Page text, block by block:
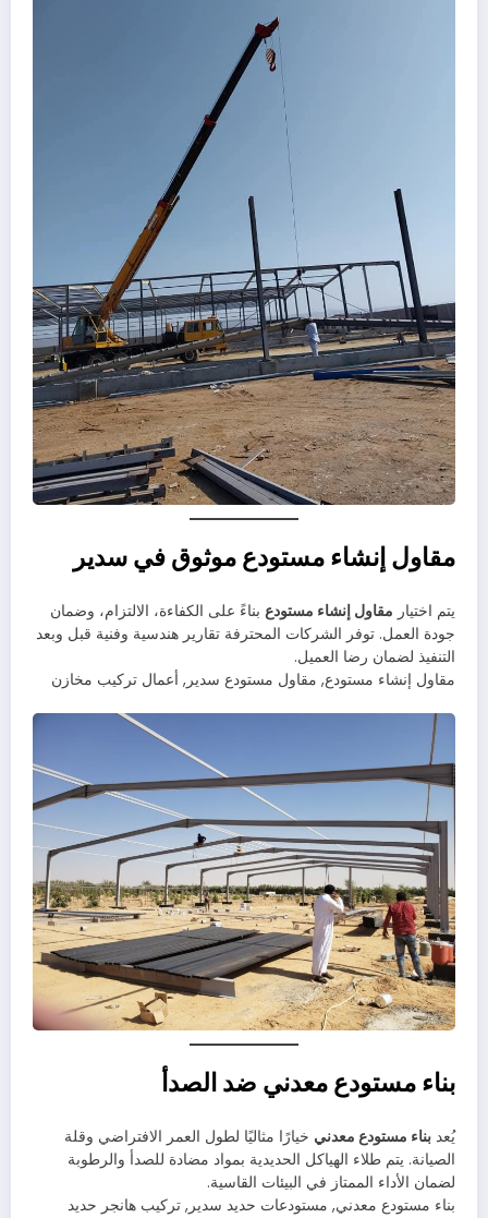
مقاول إنشاء مستودع موثوق في سدير
يتم اختيار مقاول إنشاء مستودع بناءً على الكفاءة، الالتزام، وضمان
جودة العمل. توفر الشركات المحترفة تقارير هندسية وفنية قبل وبعد
التنفيذ لضمان رضا العميل.
مقاول إنشاء مستودع, مقاول مستودع سدير, أعمال تركيب مخازن
بناء مستودع معدني ضد الصدأ
يُعد بناء مستودع معدني خيارًا مثاليًا لطول العمر الافتراضي وقلة
الصيانة. يتم طلاء الهياكل الحديدية بمواد مضادة للصدأ والرطوبة
لضمان الأداء الممتاز في البيئات القاسية.
بناء مستودع معدني, مستودعات حديد سدير, تركيب هانجر حديد